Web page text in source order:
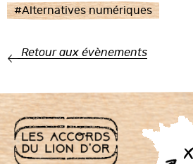
#Alternatives numériques
Retour aux évènements